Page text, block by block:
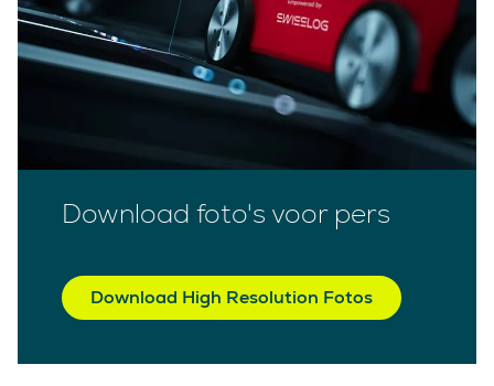
Download foto's voor pers
Download High Resolution Fotos